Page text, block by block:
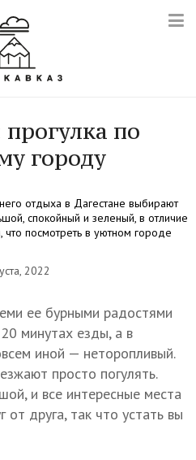
по
городу
отдыха в Дагестане выбирают
спокойный и зеленый, в отличие
что посмотреть в уютном городе
2022
ее бурными радостями
минутах езды, а в
иной — неторопливый.
просто погулять.
и все интересные места
друга, так что устать вы